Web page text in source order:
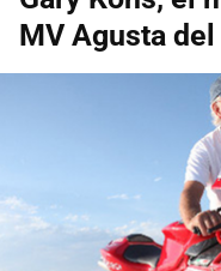
MV Agusta